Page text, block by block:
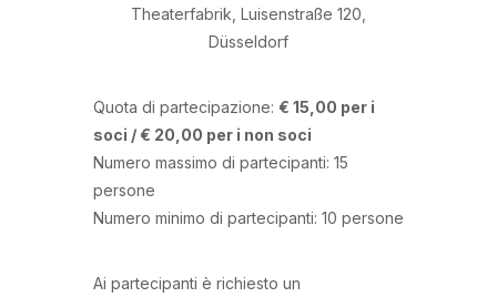
Theaterfabrik, Luisenstraße 120,
Düsseldorf
Quota di partecipazione: € 15,00 per i
soci / € 20,00 per i non soci
Numero massimo di partecipanti: 15
persone
Numero minimo di partecipanti: 10 persone
Ai partecipanti è richiesto un